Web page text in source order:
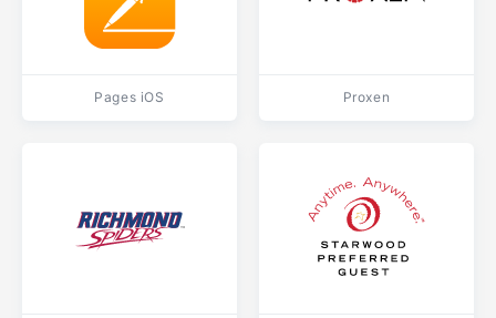
Pages iOS Proxen